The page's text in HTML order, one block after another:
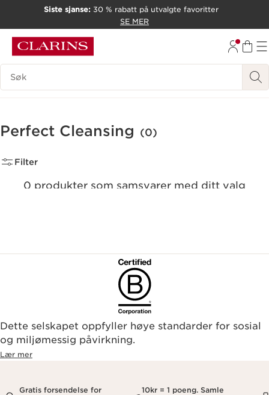
GÅ TIL BUNNTEKST
Siste sjanse: 30 % rabatt på utvalgte favoritter
SE MER
Søk Forklaring
Perfect Cleansing (0)
Filter
0 produkter som samsvarer med ditt valg
Dette selskapet oppfyller høye standarder for sosial
og miljømessig påvirkning.
Lær mer
Gratis forsendelse for
10kr = 1 poeng. Samle